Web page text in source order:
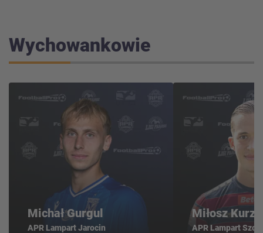
Wychowankowie
Michał Gurgul
APR Lampart Jarocin
Miłosz
APR Lampart